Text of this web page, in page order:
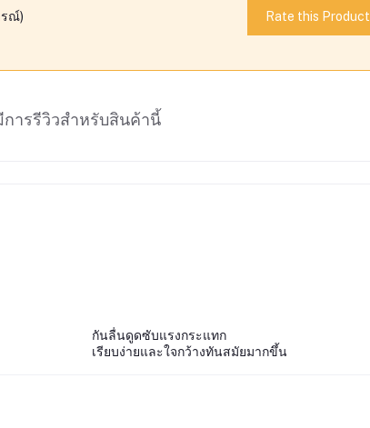
รณ์) Rate this Product
การรีวิวสำหรับสินค้านี้
กันลื่นดูดซับแรงกระแทก
เรียบง่ายและใจกว้างทันสมัยมากขึ้น